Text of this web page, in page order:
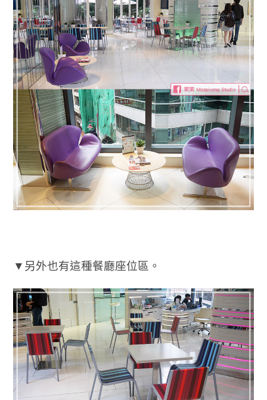
▼另外也有這種餐廳座位區。